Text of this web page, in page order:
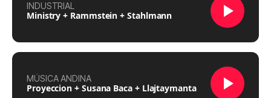
INDUSTRIAL
Ministry + Rammstein + Stahlmann
MÚSICA ANDINA
Proyeccion + Susana Baca + Llajtaymanta